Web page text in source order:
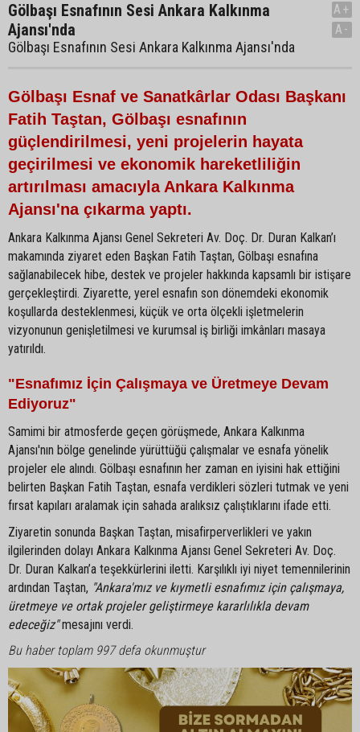
Gölbaşı Esnafının Sesi Ankara Kalkınma
Ajansı'nda
Gölbaşı Esnafının Sesi Ankara Kalkınma Ajansı'nda
A+
A-
Gölbaşı Esnaf ve Sanatkârlar Odası Başkanı
Fatih Taştan, Gölbaşı esnafının
güçlendirilmesi, yeni projelerin hayata
geçirilmesi ve ekonomik hareketliliğin
artırılması amacıyla Ankara Kalkınma
Ajansı'na çıkarma yaptı.
Ankara Kalkınma Ajansı Genel Sekreteri Av. Doç. Dr. Duran Kalkan’ı
makamında ziyaret eden Başkan Fatih Taştan, Gölbaşı esnafına
sağlanabilecek hibe, destek ve projeler hakkında kapsamlı bir istişare
gerçekleştirdi. Ziyarette, yerel esnafın son dönemdeki ekonomik
koşullarda desteklenmesi, küçük ve orta ölçekli işletmelerin
vizyonunun genişletilmesi ve kurumsal iş birliği imkânları masaya
yatırıldı.
"Esnafımız İçin Çalışmaya ve Üretmeye Devam
Ediyoruz"
Samimi bir atmosferde geçen görüşmede, Ankara Kalkınma
Ajansı'nın bölge genelinde yürüttüğü çalışmalar ve esnafa yönelik
projeler ele alındı. Gölbaşı esnafının her zaman en iyisini hak ettiğini
belirten Başkan Fatih Taştan, esnafa verdikleri sözleri tutmak ve yeni
fırsat kapıları aralamak için sahada aralıksız çalıştıklarını ifade etti.
Ziyaretin sonunda Başkan Taştan, misafirperverlikleri ve yakın
ilgilerinden dolayı Ankara Kalkınma Ajansı Genel Sekreteri Av. Doç.
Dr. Duran Kalkan’a teşekkürlerini iletti. Karşılıklı iyi niyet temennilerinin
ardından Taştan, "Ankara'mız ve kıymetli esnafımız için çalışmaya,
üretmeye ve ortak projeler geliştirmeye kararlılıkla devam
edeceğiz"mesajını verdi.
Bu haber toplam 997 defa okunmuştur